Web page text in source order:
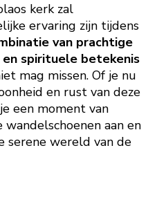
kerk zal
ervaring zijn tijdens
van prachtige
spirituele betekenis
mag missen. Of je nu
en rust van deze
een moment van
aan en
serene wereld van de